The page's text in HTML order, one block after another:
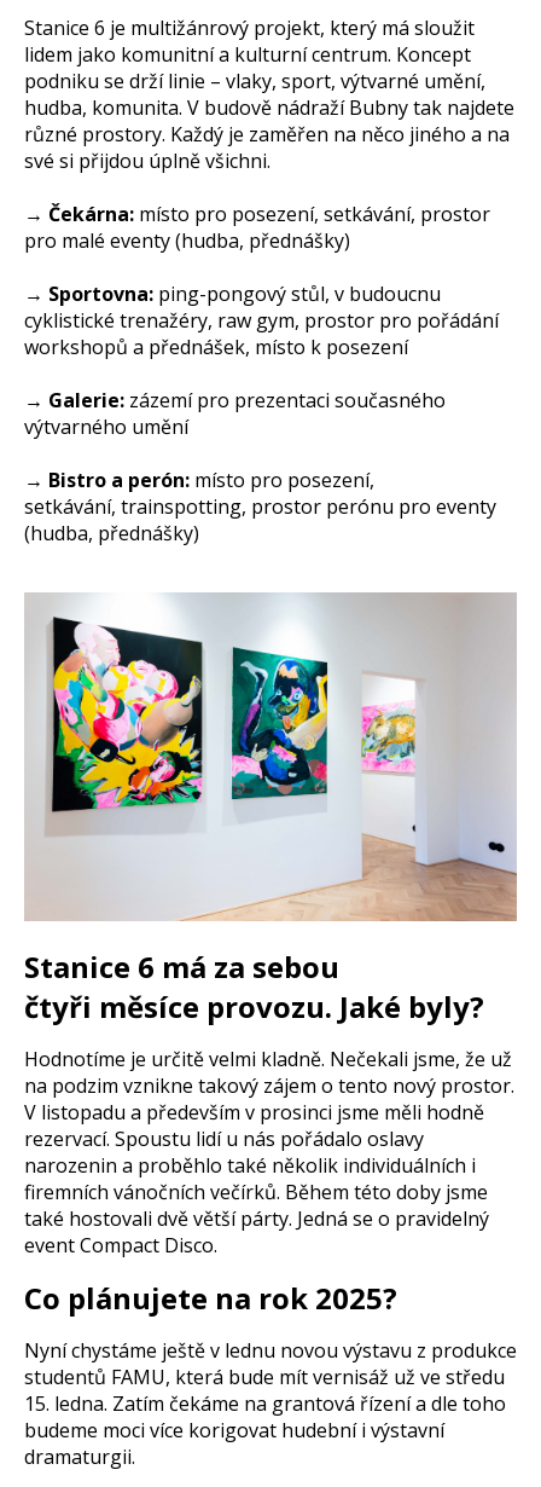
Stanice 6 je multižánrový projekt, který má sloužit
lidem jako komunitní a kulturní centrum. Koncept
podniku se drží linie – vlaky, sport, výtvarné umění,
hudba, komunita. V budově nádraží Bubny tak najdete
různé prostory. Každý je zaměřen na něco jiného a na
své si přijdou úplně všichni.
→ Čekárna: místo pro posezení, setkávání, prostor
pro malé eventy (hudba, přednášky)
→ Sportovna: ping-pongový stůl, v budoucnu
cyklistické trenažéry, raw gym, prostor pro pořádání
workshopů a přednášek, místo k posezení
→ Galerie: zázemí pro prezentaci současného
výtvarného umění
→ Bistro a perón: místo pro posezení,
setkávání, trainspotting, prostor perónu pro eventy
(hudba, přednášky)
Stanice 6 má za sebou
čtyři měsíce provozu. Jaké byly?
Hodnotíme je určitě velmi kladně. Nečekali jsme, že už
na podzim vznikne takový zájem o tento nový prostor.
V listopadu a především v prosinci jsme měli hodně
rezervací. Spoustu lidí u nás pořádalo oslavy
narozenin a proběhlo také několik individuálních i
firemních vánočních večírků. Během této doby jsme
také hostovali dvě větší párty. Jedná se o pravidelný
event Compact Disco.
Co plánujete na rok 2025?
Nyní chystáme ještě v lednu novou výstavu z produkce
studentů FAMU, která bude mít vernisáž už ve středu
15. ledna. Zatím čekáme na grantová řízení a dle toho
budeme moci více korigovat hudební i výstavní
dramaturgii.